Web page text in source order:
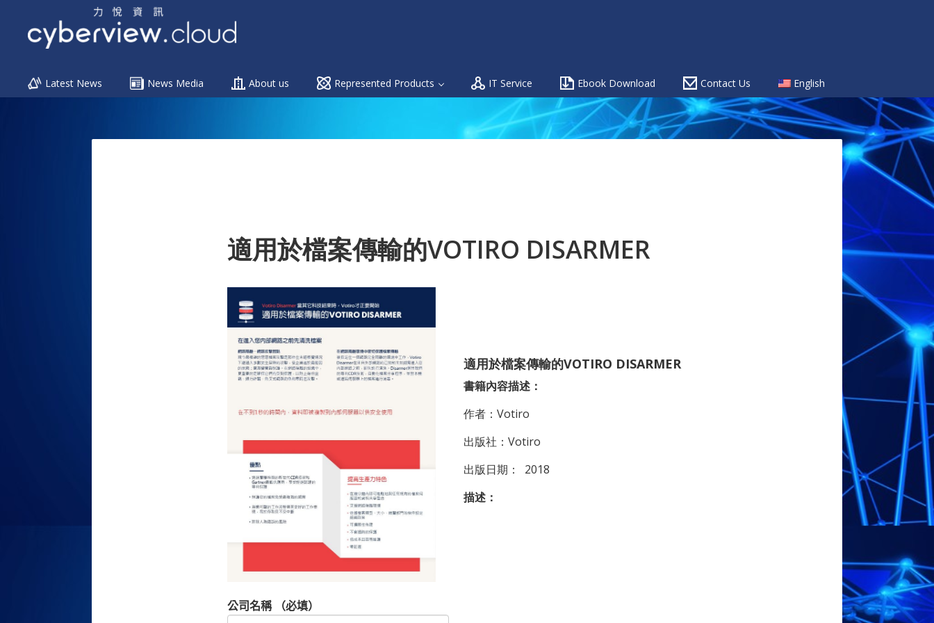
Latest News News Media About us Represented Products IT Service Ebook Download Contact Us English
適用於檔案傳輸的VOTIRO DISARMER
適用於檔案傳輸的VOTIRO DISARMER
書籍內容描述：
作者：Votiro
出版社：Votiro
出版日期： 2018
描述：
公司名稱 （必填）